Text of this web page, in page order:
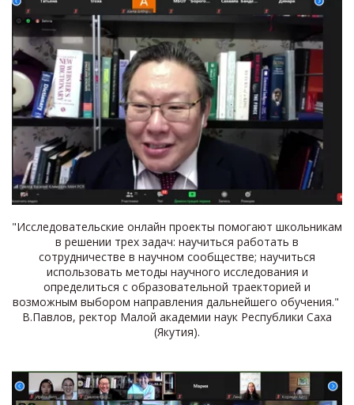
ЗООЛОГИЧЕСКИЕ
ИССЛЕДОВАНИЯ
ОРНИТОЛОГИЯ
"Исследовательские онлайн проекты помогают школьникам
в решении трех задач: научиться работать в
сотрудничестве в научном сообществе; научиться
использовать методы научного исследования и
определиться с образовательной траекторией и
возможным выбором направления дальнейшего обучения."
В.Павлов, ректор Малой академии наук Республики Саха
(Якутия).